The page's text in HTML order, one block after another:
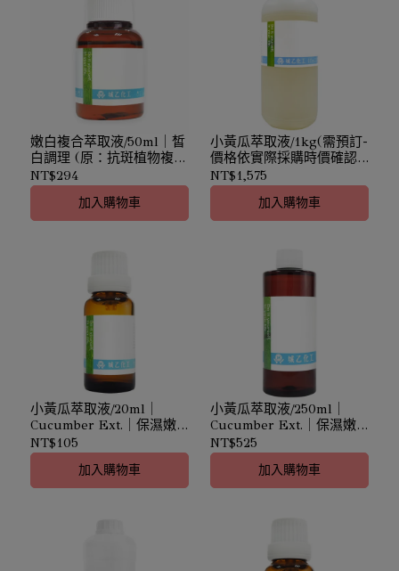
嫩白複合萃取液/50ml｜皙
白調理 (原：抗斑植物複合
萃取液)
NT$294
加入購物車
小黃瓜萃取液/1kg(需預訂-
價格依實際採購時價確認)
｜Cucumber Ext.｜保濕
嫩白
NT$1,575
加入購物車
小黃瓜萃取液/20ml｜
Cucumber Ext.｜保濕嫩
白
NT$105
加入購物車
小黃瓜萃取液/250ml｜
Cucumber Ext.｜保濕嫩
白
NT$525
加入購物車